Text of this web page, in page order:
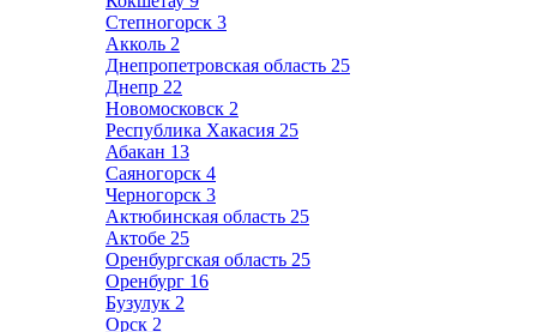
Степногорск 3
Акколь 2
Днепропетровская область 25
Днепр 22
Новомосковск 2
Республика Хакасия 25
Абакан 13
Саяногорск 4
Черногорск 3
Актюбинская область 25
Актобе 25
Оренбургская область 25
Оренбург 16
Бузулук 2
Орск 2